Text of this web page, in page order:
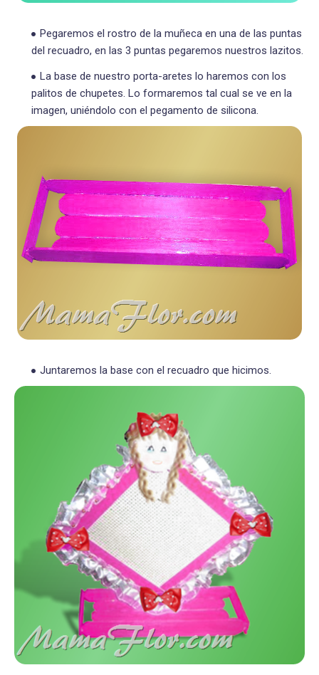
Pegaremos el rostro de la muñeca en una de las puntas
del recuadro, en las 3 puntas pegaremos nuestros lazitos.
La base de nuestro porta-aretes lo haremos con los
palitos de chupetes. Lo formaremos tal cual se ve en la
imagen, uniéndolo con el pegamento de silicona.
Juntaremos la base con el recuadro que hicimos.